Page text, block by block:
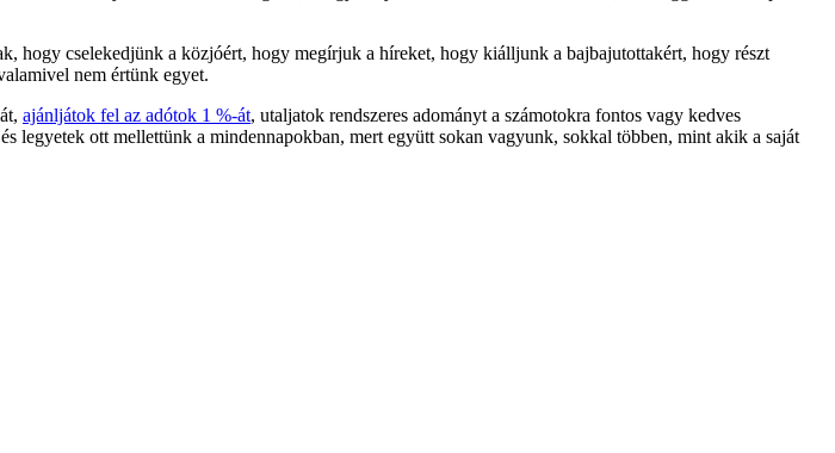
hogy cselekedjünk a közjóért, hogy megírjuk a híreket, hogy kiálljunk a bajbajutottakért, hogy részt
nem értünk egyet.
ajánljátok fel az adótok 1 %-át, utaljatok rendszeres adományt a számotokra fontos vagy kedves
legyetek ott mellettünk a mindennapokban, mert együtt sokan vagyunk, sokkal többen, mint akik a saját